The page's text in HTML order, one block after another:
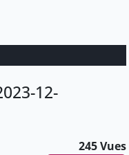
12-
245 Vues